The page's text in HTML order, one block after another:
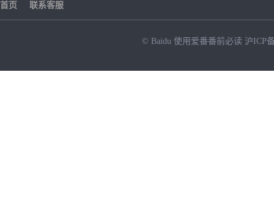
首页 联系客服
© Baidu 使用爱番番前必读 沪ICP